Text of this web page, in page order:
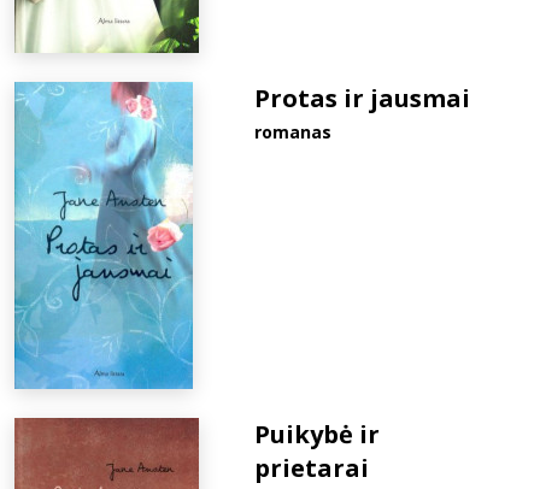
Protas ir jausmai
romanas
Puikybė ir
prietarai